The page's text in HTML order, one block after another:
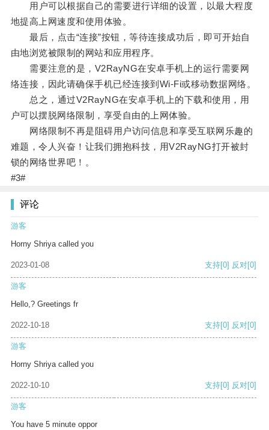
用户可以根据自己的需要进行详细的设置，以最大程度
地提高上网速度和使用体验。
最后，点击“连接”按钮，等待连接成功后，即可开始自
由地浏览被限制的网站和应用程序。
需要注意的是，V2RayNG在安卓手机上的运行需要网
络连接，因此请确保手机已经连接到Wi-Fi或移动数据网络。
总之，通过V2RayNG在安卓手机上的下载和使用，用
户可以摆脱网络限制，享受自由的上网体验。
网络限制不再是阻碍用户访问信息和享受互联网乐趣的
难题，令人兴奋！让我们拥抱科技，用V2RayNG打开被封
锁的网络世界吧！。
#3#
评论
游客
Horny Shriya called you
2023-01-08 支持[0] 反对[0]
游客
Hello,? Greetings fr
2022-10-18 支持[0] 反对[0]
游客
Horny Shriya called you
2022-10-10 支持[0] 反对[0]
游客
You have 5 minute oppor